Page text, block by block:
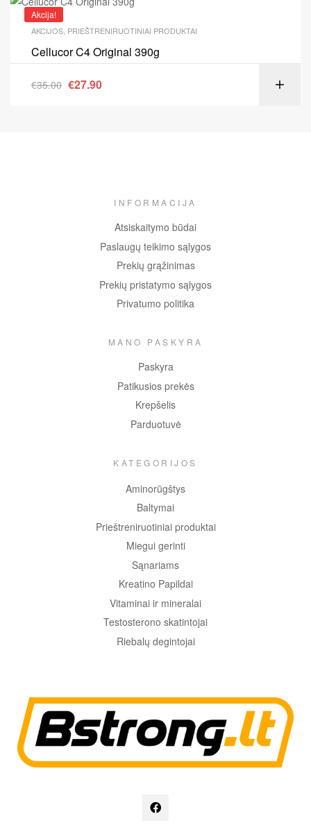
Akcija!
AKCIJOS PRIEŠTRENIRUOTINIAI PRODUKTAI
Cellucor C4 Original 390g
€35.00 €27.90
INFORMACIJA
Atsiskaitymo būdai
Paslaugų teikimo sąlygos
Prekių grąžinimas
Prekių pristatymo sąlygos
Privatumo politika
MANO PASKYRA
Paskyra
Patikusios prekės
Krepšelis
Parduotuvė
KATEGORIJOS
Aminorūgštys
Baltymai
Prieštreniruotiniai produktai
Miegui gerinti
Sąnariams
Kreatino Papildai
Vitaminai ir mineralai
Testosterono skatintojai
Riebalų degintojai